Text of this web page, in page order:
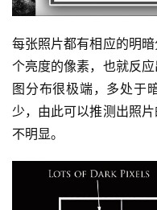
问
答
会
员
每张照片都有相应的明
个亮度的像素，也就反
图分布很极端，多处于
少，由此可以推测出照
不明显。